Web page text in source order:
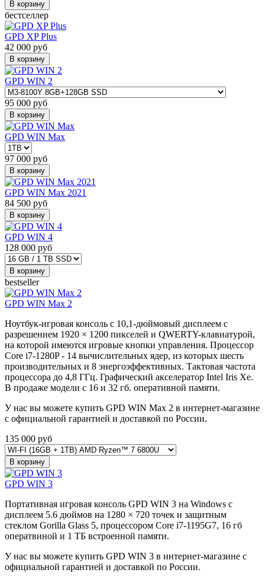
В корзину
бестселлер
GPD XP Plus
42 000 руб
В корзину
GPD WIN 2
95 000 руб
В корзину
GPD WIN Max
97 000 руб
В корзину
GPD WIN Max 2021
84 500 руб
В корзину
GPD WIN 4
128 000 руб
В корзину
bestseller
GPD WIN Max 2
Ноутбук-игровая консоль с 10,1-дюймовый дисплеем с
разрешением 1920 × 1200 пикселей и QWERTY-клавиатурой,
на которой имеются игровые кнопки управления. Процессор
Core i7-1280P - 14 вычислительных ядер, из которых шесть
производительных и 8 энергоэффективных. Тактовая частота
процессора до 4,8 ГГц. Графический акселератор Intel Iris Xe.
В продаже модели с 16 и 32 гб. оперативной памяти.
У нас вы можете купить GPD WIN Max 2 в интернет-магазине
с официальной гарантией и доставкой по России.
135 000 руб
В корзину
GPD WIN 3
Портативная игровая консоль GPD WIN 3 на Windows с
дисплеем 5.6 дюймов на 1280 × 720 точек и защитным
стеклом Gorilla Glass 5, процессором Core i7-1195G7, 16 гб
оператвиной и 1 ТБ встроенной памяти.
У нас вы можете купить GPD WIN 3 в интернет-магазине с
официальной гарантией и доставкой по России.